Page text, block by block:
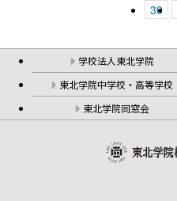
30
学校法人東北学院
東北学院中学校・高等学校
東北学院同窓会